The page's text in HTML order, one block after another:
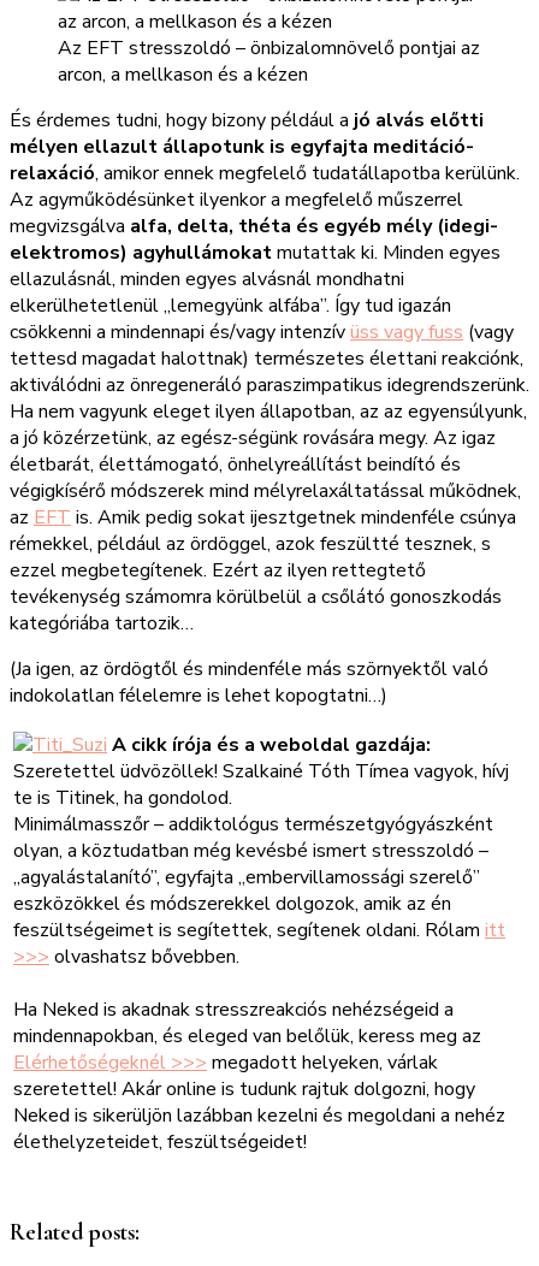
Az EFT stresszoldó – önbizalomnövelő pontjai az
arcon, a mellkason és a kézen
És érdemes tudni, hogy bizony például ajó alvás előtti
mélyen ellazult állapotunk is egyfajta meditáció-
relaxáció, amikor ennek megfelelő tudatállapotba kerülünk.
Az agyműködésünket ilyenkor a megfelelő műszerrel
megvizsgálva alfa, delta, théta és egyéb mély (idegi-
elektromos) agyhullámokatmutattak ki. Minden egyes
ellazulásnál, minden egyes alvásnál mondhatni
elkerülhetetlenül „lemegyünk alfába”. Így tud igazán
csökkenni a mindennapi és/vagy intenzívüss vagy fuss (vagy
tettesd magadat halottnak) természetes élettani reakciónk,
aktiválódni az önregeneráló paraszimpatikus idegrendszerünk.
Ha nem vagyunk eleget ilyen állapotban, az az egyensúlyunk,
a jó közérzetünk, az egész-ségünk rovására megy. Az igaz
életbarát, élettámogató, önhelyreállítást beindító és
végigkísérő módszerek mind mélyrelaxáltatással működnek,
az EFTis. Amik pedig sokat ijesztgetnek mindenféle csúnya
rémekkel, például az ördöggel, azok feszültté tesznek, s
ezzel megbetegítenek. Ezért az ilyen rettegtető
tevékenység számomra körülbelül a csőlátó gonoszkodás
kategóriába tartozik…
(Ja igen, az ördögtől és mindenféle más szörnyektől való
indokolatlan félelemre is lehet kopogtatni…)
A cikk írója és a weboldal gazdája:
Szeretettel üdvözöllek! Szalkainé Tóth Tímea vagyok, hívj
te is Titinek, ha gondolod.
Minimálmasszőr – addiktológus természetgyógyászként
olyan, a köztudatban még kevésbé ismert stresszoldó –
„agyalástalanító”, egyfajta „embervillamossági szerelő”
eszközökkel és módszerekkel dolgozok, amik az én
feszültségeimet is segítettek, segítenek oldani. Rólam itt
>>>olvashatsz bővebben.
Ha Neked is akadnak stresszreakciós nehézségeid a
mindennapokban, és eleged van belőlük, keress meg az
Elérhetőségeknél >>>megadott helyeken, várlak
szeretettel! Akár online is tudunk rajtuk dolgozni, hogy
Neked is sikerüljön lazábban kezelni és megoldani a nehéz
élethelyzeteidet, feszültségeidet!
Related posts: